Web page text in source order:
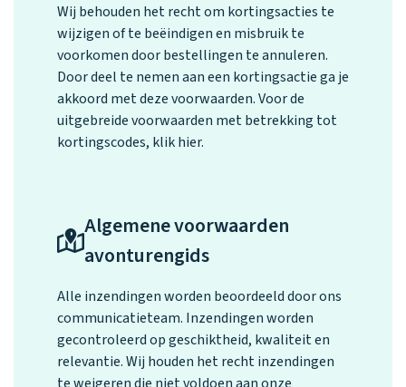
Wij behouden het recht om kortingsacties te
wijzigen of te beëindigen en misbruik te
voorkomen door bestellingen te annuleren.
Door deel te nemen aan een kortingsactie ga je
akkoord met deze voorwaarden. Voor de
uitgebreide voorwaarden met betrekking tot
kortingscodes, klikhier.
Algemene voorwaarden
avonturengids
Alle inzendingen worden beoordeeld door ons
communicatieteam. Inzendingen worden
gecontroleerd op geschiktheid, kwaliteit en
relevantie. Wij houden het recht inzendingen
te weigeren die niet voldoen aan onze